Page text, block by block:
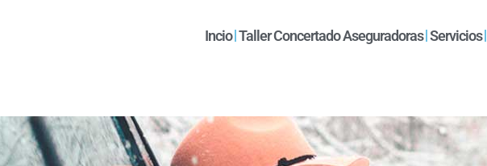
Incio Taller Concertado Aseguradoras Servicios